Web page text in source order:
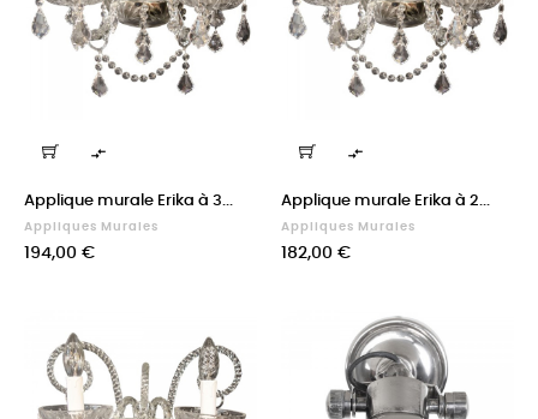

Applique murale Erika à 3...
Appliques Murales
Prix
194,00 €

Applique murale Erika à 2...
Appliques Murales
Prix
182,00 €